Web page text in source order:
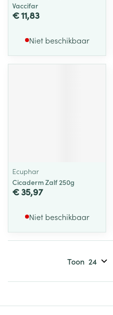
Vaccifar
€ 11,83
Niet beschikbaar
Ecuphar
Cicaderm Zalf 250g
€ 35,97
Niet beschikbaar
Toon